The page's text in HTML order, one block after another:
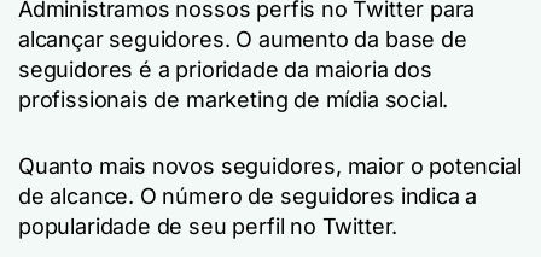
Administramos nossos perfis no Twitter para
alcançar seguidores. O aumento da base de
seguidores é a prioridade da maioria dos
profissionais de marketing de mídia social.
Quanto mais novos seguidores, maior o potencial
de alcance. O número de seguidores indica a
popularidade de seu perfil no Twitter.